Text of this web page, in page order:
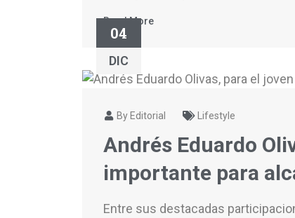
Read More
04
DIC
By Editorial Lifestyle
Andrés Eduardo
importante para
Entre sus destacadas